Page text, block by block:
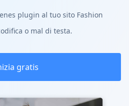
plugin al tuo sito Fashion
o mal di testa.
gratis